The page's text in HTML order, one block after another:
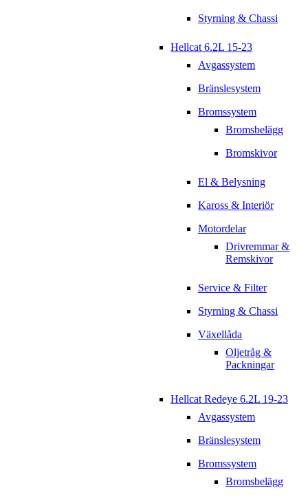
Styrning & Chassi
Hellcat 6.2L 15-23
Avgassystem
Bränslesystem
Bromssystem
Bromsbelägg
Bromskivor
El & Belysning
Kaross & Interiör
Motordelar
Drivremmar &
Remskivor
Service & Filter
Styrning & Chassi
Växellåda
Oljetråg &
Packningar
Hellcat Redeye 6.2L 19-23
Avgassystem
Bränslesystem
Bromssystem
Bromsbelägg